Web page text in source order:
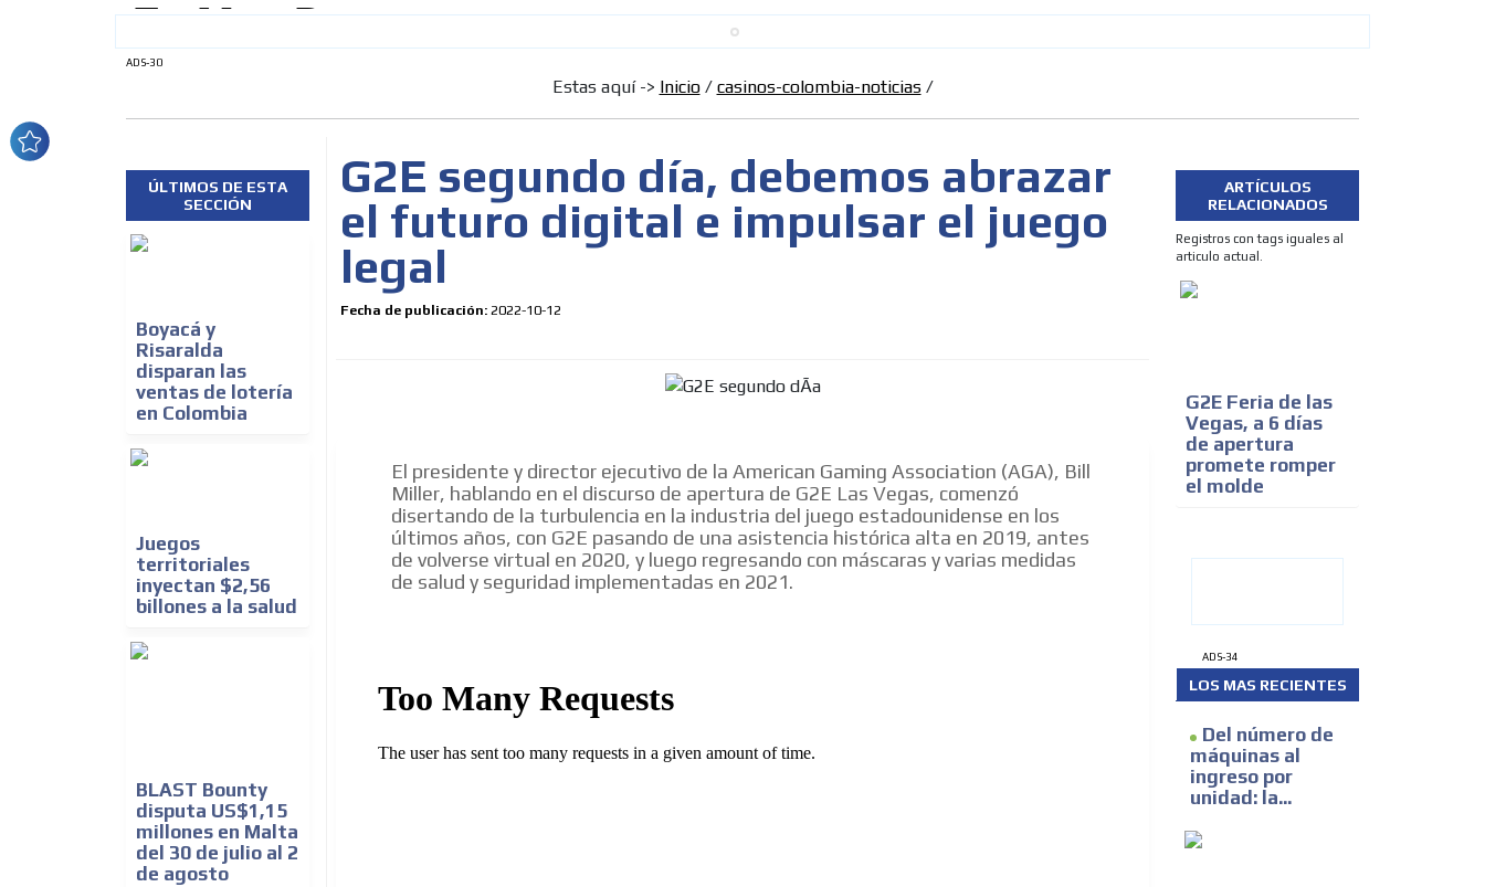
G2E segundo día, debemos abrazar el futuro
digital e impulsar el juego legal
[ Cerrar X ]
ADS-30
Estas aquí -> Inicio/ casinos-colombia-noticias/
ÚLTIMOS DE ESTA
SECCIÓN
Boyacá y
Risaralda
disparan las
ventas de lotería
en Colombia
Juegos
territoriales
inyectan $2,56
billones a la salud
BLAST Bounty
disputa US$1,15
millones en Malta
del 30 de julio al 2
de agosto
G2E segundo día, debemos abrazar
el futuro digital e impulsar el juego
legal
Fecha de publicación: 2022-10-12
El presidente y director ejecutivo de la American Gaming Association (AGA), Bill
Miller, hablando en el discurso de apertura de G2E Las Vegas, comenzó
disertando de la turbulencia en la industria del juego estadounidense en los
últimos años, con G2E pasando de una asistencia histórica alta en 2019, antes
de volverse virtual en 2020, y luego regresando con máscaras y varias medidas
de salud y seguridad implementadas en 2021.
ARTÍCULOS
RELACIONADOS
Registros con tags iguales al
articulo actual.
G2E Feria de las
Vegas, a 6 días
de apertura
promete romper
el molde
ADS-34
LOS MAS RECIENTES
Del número de
máquinas al
ingreso por
unidad: la...